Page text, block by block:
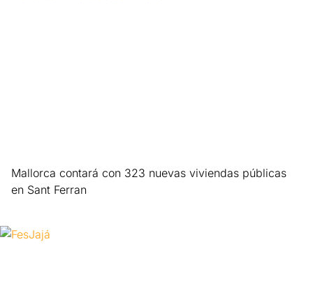
Mallorca contará con 323 nuevas viviendas públicas
en Sant Ferran